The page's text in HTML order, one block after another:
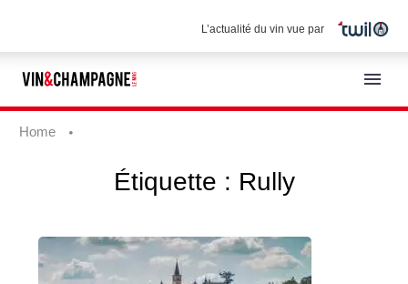
L’actualité du vin vue par
Français
Home
Étiquette : Rully